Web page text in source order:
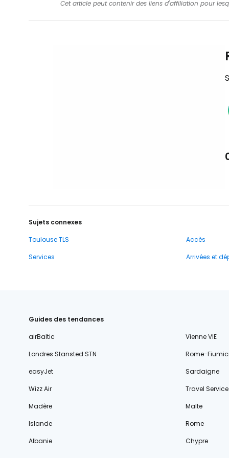
Cet article peut contenir des liens d'affiliation pour
Sujets connexes
Toulouse TLS
Accès
Services
Arrivées et
Guides des tendances
airBaltic
Vienne VIE
Londres Stansted STN
Rome-
easyJet
Sardaigne
Wizz Air
Travel Service
Madère
Malte
Islande
Rome
Albanie
Chypre